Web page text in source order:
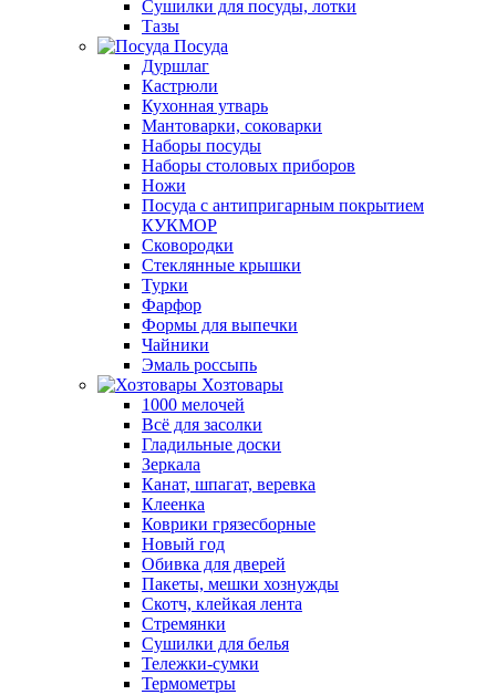
Сушилки для посуды, лотки
Тазы
Посуда
Дуршлаг
Кастрюли
Кухонная утварь
Мантоварки, соковарки
Наборы посуды
Наборы столовых приборов
Ножи
Посуда с антипригарным покрытием
КУКМОР
Сковородки
Стеклянные крышки
Турки
Фарфор
Формы для выпечки
Чайники
Эмаль россыпь
Хозтовары
1000 мелочей
Всё для засолки
Гладильные доски
Зеркала
Канат, шпагат, веревка
Клеенка
Коврики грязесборные
Новый год
Обивка для дверей
Пакеты, мешки хознужды
Скотч, клейкая лента
Стремянки
Сушилки для белья
Тележки-сумки
Термометры